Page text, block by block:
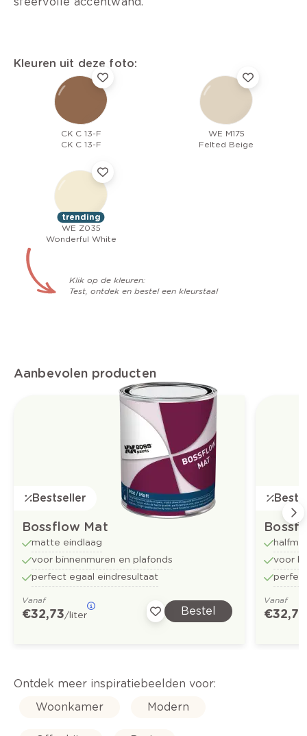
Kleuren uit deze foto:
CK C 13-F
CK C 13-F
WE M175
Felted Beige
trending
WE Z035
Wonderful White
Klik op de kleuren:
Test, ontdek en bestel een kleurstaal
Aanbevolen producten
Bestseller
Bossflow Mat
matte eindlaag
voor binnenmuren en plafonds
perfect egaal eindresultaat
Vanaf
€ 32,73/liter Bestel
voor
Vanaf
€ 32,73
Ontdek meer inspiratiebeelden voor:
Woonkamer
Modern